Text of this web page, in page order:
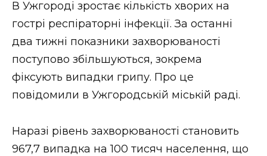
НОВИНИ ЗАХІДНОЇ УКРАЇНИ
ФОТО
ВІДЕО
В Ужгороді зростає кількість хворих на
гострі респіраторні інфекції. За останні
два тижні показники захворюваності
поступово збільшуються, зокрема
фіксують випадки грипу. Про це
повідомили в Ужгородській міській раді.
Наразі рівень захворюваності становить
967,7 випадка на 100 тисяч населення, що